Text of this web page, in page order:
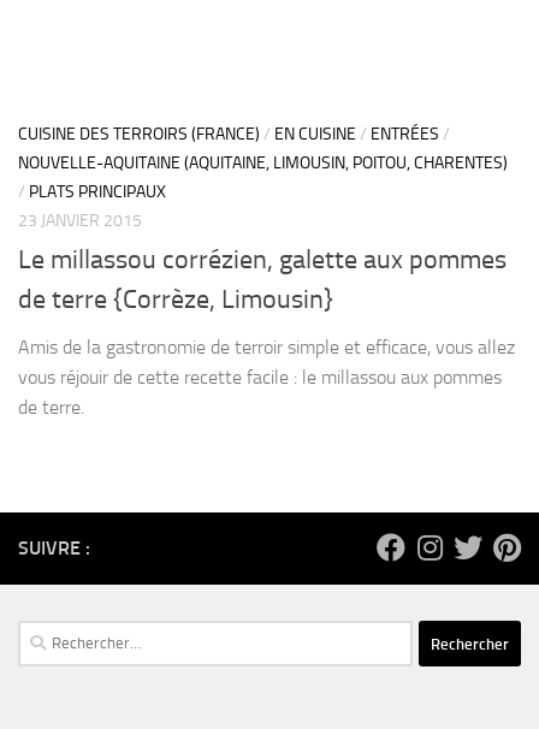
CUISINE DES TERROIRS (FRANCE) / EN CUISINE / ENTRÉES /
NOUVELLE-AQUITAINE (AQUITAINE, LIMOUSIN, POITOU, CHARENTES)
/ PLATS PRINCIPAUX
23 JANVIER 2015
Le millassou corrézien, galette aux pommes
de terre {Corrèze, Limousin}
Amis de la gastronomie de terroir simple et efficace, vous allez
vous réjouir de cette recette facile : le millassou aux pommes
de terre.
SUIVRE :
Rechercher :